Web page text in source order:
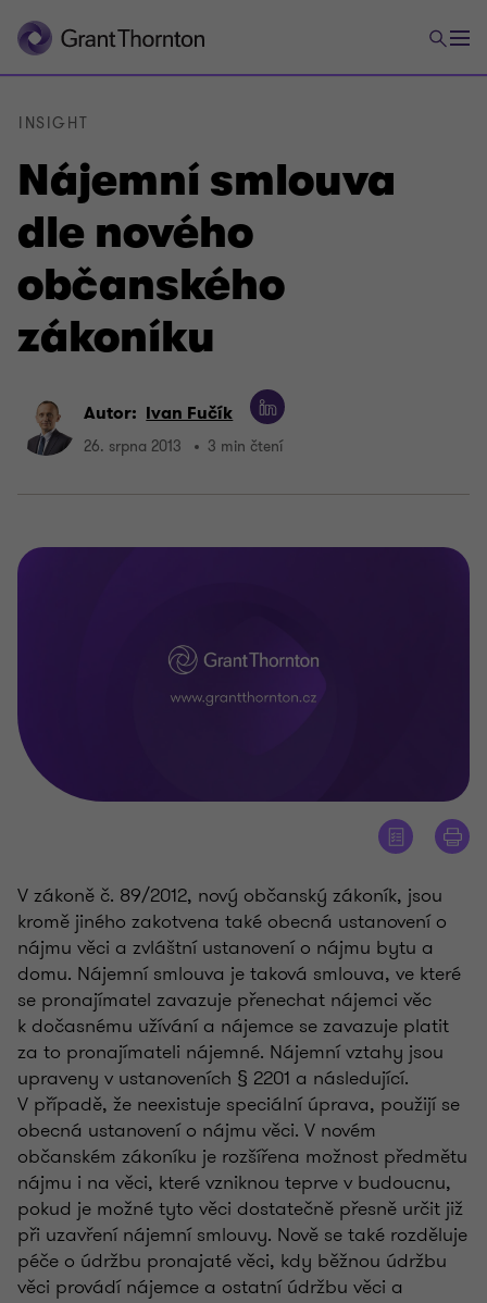
Nájemní smlouva
dle nového
občanského
zákoníku
INSIGHT
Autor: Ivan Fučík
26. srpna 2013 3 min čtení
V zákoně č. 89/2012, nový občanský zákoník, jsou
kromě jiného zakotvena také obecná ustanovení o
nájmu věci a zvláštní ustanovení o nájmu bytu a
domu. Nájemní smlouva je taková smlouva, ve které
se pronajímatel zavazuje přenechat nájemci věc
k dočasnému užívání a nájemce se zavazuje platit
za to pronajímateli nájemné. Nájemní vztahy jsou
upraveny v ustanoveních § 2201 a následující.
V případě, že neexistuje speciální úprava, použijí se
obecná ustanovení o nájmu věci. V novém
občanském zákoníku je rozšířena možnost předmětu
nájmu i na věci, které vzniknou teprve v budoucnu,
pokud je možné tyto věci dostatečně přesně určit již
při uzavření nájemní smlouvy. Nově se také rozděluje
péče o údržbu pronajaté věci, kdy běžnou údržbu
věci provádí nájemce a ostatní údržbu věci a